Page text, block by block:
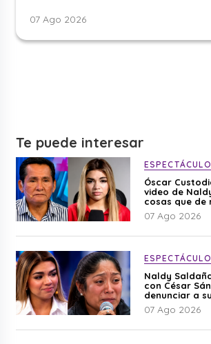
07 Ago 2026
Te puede interesar
Óscar
video de
cosas que de
editado”
07 Ago 2026
Naldy
con César
denunciar a
difamación”
07 Ago 2026